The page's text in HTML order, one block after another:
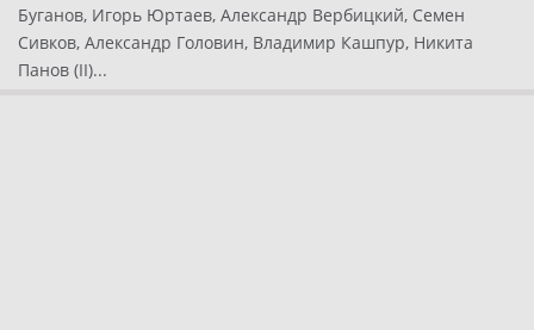
Буганов, Игорь Юртаев, Александр Вербицкий, Семен
Сивков, Александр Головин, Владимир Кашпур, Никита
Панов (II)...